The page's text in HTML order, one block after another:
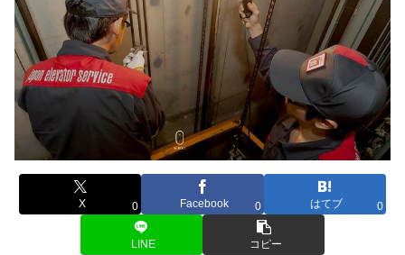
X 0 Facebook 0 はてブ 0
LINE コピー